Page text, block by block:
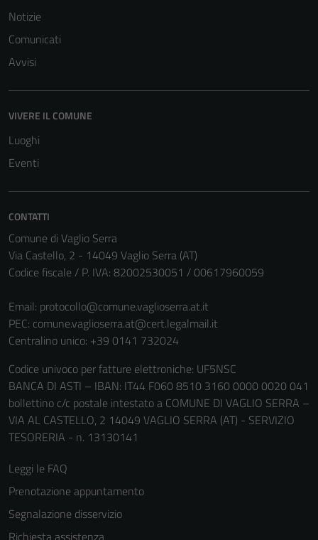
Notizie
Comunicati
Avvisi
VIVERE IL COMUNE
Luoghi
Eventi
CONTATTI
Comune di Vaglio Serra
Via Castello, 2 - 14049 Vaglio Serra (AT)
Codice fiscale / P. IVA: 82002530051 / 00617960059
Email: protocollo@comune.vaglioserra.at.it
PEC: comune.vaglioserra.at@cert.legalmail.it
Centralino unico: +39 0141 732024
Codice univoco per fatture elettroniche: UF5NSC
BANCA DI ASTI – IBAN: IT44 F060 8510 3160 0000 0020 041
bollettino c/c postale intestato a COMUNE DI VAGLIO SERRA –
VIA AL CASTELLO, 2 14049 VAGLIO SERRA (AT) - SERVIZIO
TESORERIA - n. 13130141
Leggi le FAQ
Prenotazione appuntamento
Segnalazione disservizio
Richiesta assistenza
essere
informazioni
personali.